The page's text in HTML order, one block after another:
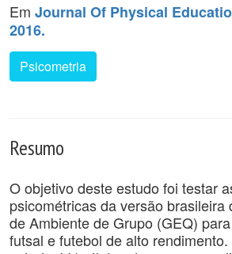
Em Journal Of Physical
2016.
Psicometria
Resumo
O objetivo deste estudo foi testar
psicométricas da versão brasileira
de Ambiente de Grupo (GEQ)
futsal e futebol de alto